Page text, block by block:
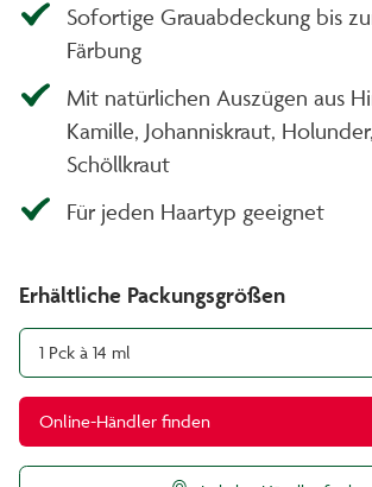
Sofortige Grauabdeckung bis
Färbung
Mit natürlichen Auszügen aus
Kamille, Johanniskraut,
Schöllkraut
Für jeden Haartyp geeignet
Erhältliche Packungsgrößen
1 Pck à 14 ml
Online-Händler finden